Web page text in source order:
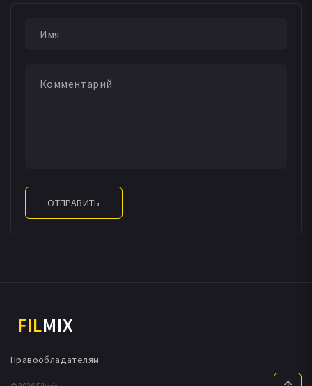
ОТПРАВИТЬ
FILMIX
Правообладателям